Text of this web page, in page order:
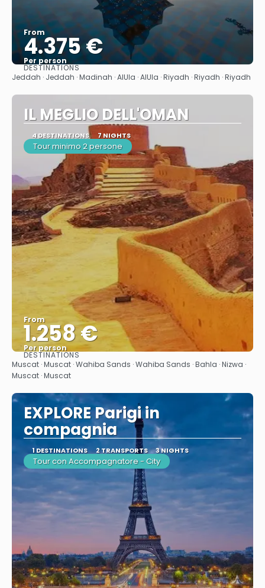
From
4.375 €
Per person
See
DESTINATIONS
Jeddah · Jeddah · Madinah · AlUla · AlUla · Riyadh · Riyadh · Riyadh
IL MEGLIO DELL'OMAN
4 DESTINATIONS 7 NIGHTS
Tour minimo 2 persone
From
1.258 €
Per person
See
DESTINATIONS
Muscat · Muscat · Wahiba Sands · Wahiba Sands · Bahla · Nizwa ·
Muscat · Muscat
EXPLORE Parigi in
compagnia
1 DESTINATIONS 2 TRANSPORTS 3 NIGHTS
Tour con Accompagnatore - City